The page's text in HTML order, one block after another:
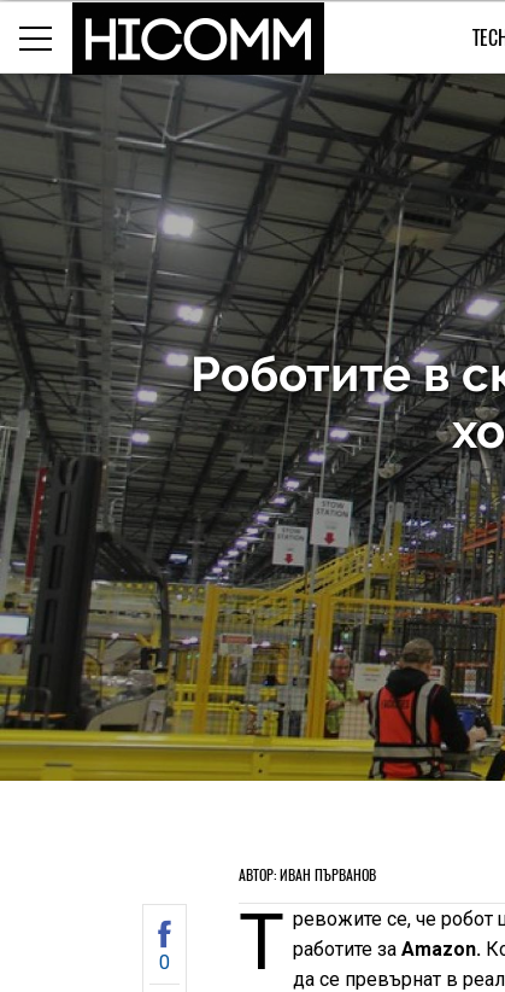
TECH
Роботите в
АВТОР: ИВАН ПЪРВАНОВ
0 Т ревожите се, че робот
работите заAmazon.
да се превърнат в